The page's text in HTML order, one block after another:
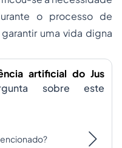
o processo de
uma vida digna
artificial do Jus
sobre este